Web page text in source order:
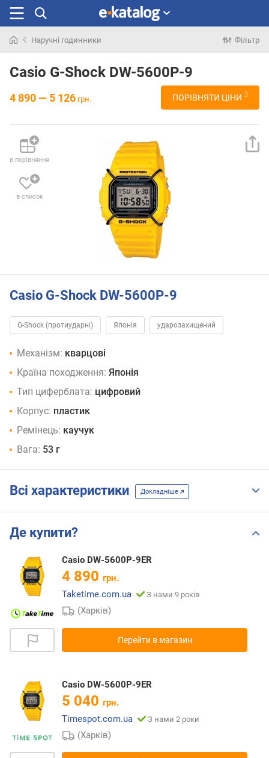
раніше
Наручні годинники Фільтр
Casio G-Shock DW-5600P-9
4 890 — 5 126 грн. ПОРІВНЯТИ ЦІНИ 3
в порівняння
в список
Casio G-Shock DW-5600P-9
G-Shock (протиударні) Японія ударозахищений
Механізм: кварцові
Країна походження: Японія
Тип циферблата: цифровий
Корпус: пластик
Ремінець: каучук
Вага: 53 г
Всі характеристики Докладніше
Де купити?
Casio DW-5600P-9ER
4 890 грн.
Taketime.com.ua
З нами 9 років
(Харків)
Перейти в магазин
Casio DW-5600P-9ER
5 040 грн.
Timespot.com.ua
З нами 2 роки
(Харків)